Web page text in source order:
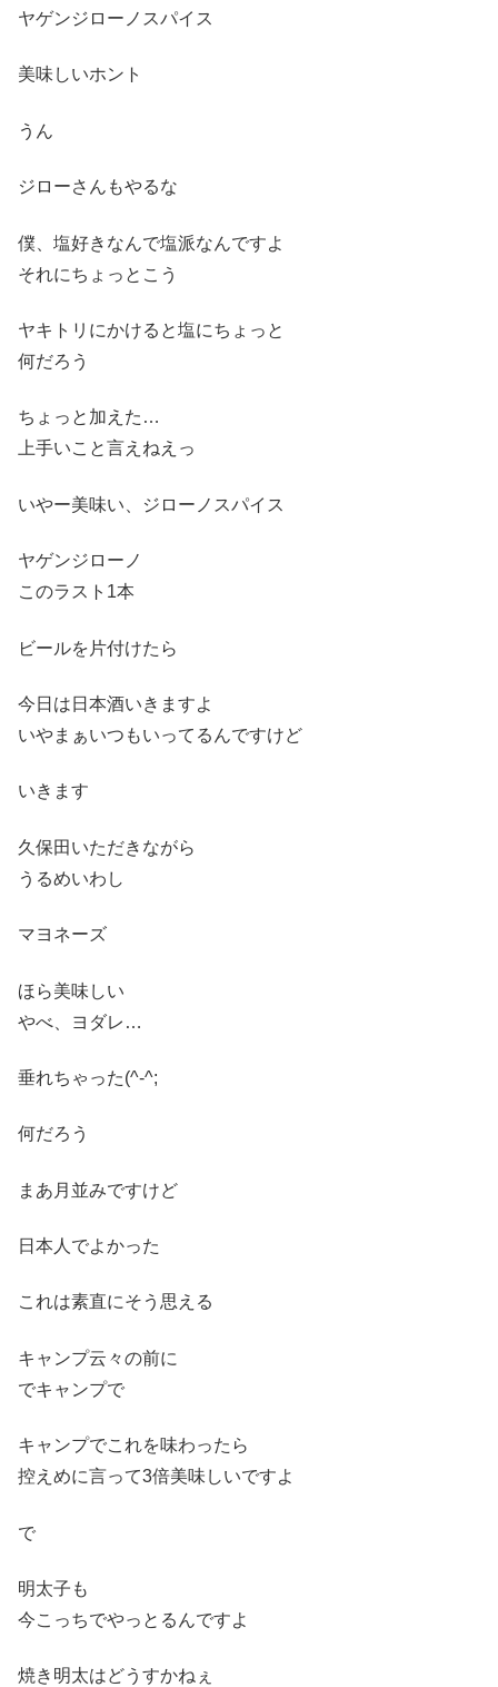
ヤゲンジローノスパイス
美味しいホント
うん
ジローさんもやるな
僕、塩好きなんで塩派なんですよ
それにちょっとこう
ヤキトリにかけると塩にちょっと
何だろう
ちょっと加えた…
上手いこと言えねえっ
いやー美味い、ジローノスパイス
ヤゲンジローノ
このラスト1本
ビールを片付けたら
今日は日本酒いきますよ
いやまぁいつもいってるんですけど
いきます
久保田いただきながら
うるめいわし
マヨネーズ
ほら美味しい
やべ、ヨダレ…
垂れちゃった(^-^;
何だろう
まあ月並みですけど
日本人でよかった
これは素直にそう思える
キャンプ云々の前に
でキャンプで
キャンプでこれを味わったら
控えめに言って3倍美味しいですよ
で
明太子も
今こっちでやっとるんですよ
焼き明太はどうすかねぇ